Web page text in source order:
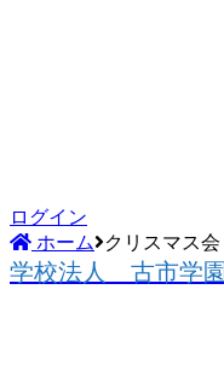
ログイン
ホーム
クリスマス会